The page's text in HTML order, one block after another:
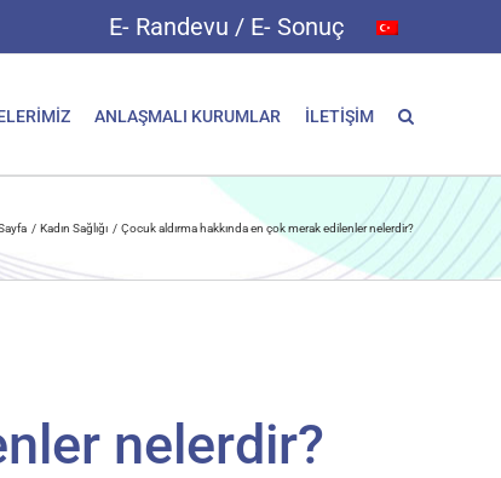
E- Randevu / E- Sonuç
ANLAŞMALI KURUMLAR İLETİŞİM
Kadın Sağlığı Çocuk aldırma hakkında en çok merak edilenler nelerdir?
nelerdir?